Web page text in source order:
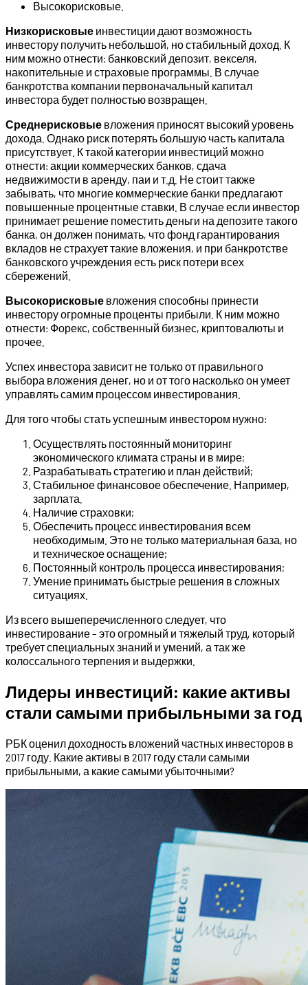
Высокорисковые.
Низкорисковые инвестиции дают возможность
инвестору получить небольшой, но стабильный доход. К
ним можно отнести: банковский депозит, векселя,
накопительные и страховые программы. В случае
банкротства компании первоначальный капитал
инвестора будет полностью возвращен.
Среднерисковые вложения приносят высокий уровень
дохода. Однако риск потерять большую часть капитала
присутствует. К такой категории инвестиций можно
отнести: акции коммерческих банков, сдача
недвижимости в аренду, паи и т.д. Не стоит также
забывать, что многие коммерческие банки предлагают
повышенные процентные ставки. В случае если инвестор
принимает решение поместить деньги на депозите такого
банка, он должен понимать, что фонд гарантирования
вкладов не страхует такие вложения, и при банкротстве
банковского учреждения есть риск потери всех
сбережений.
Высокорисковые вложения способны принести
инвестору огромные проценты прибыли. К ним можно
отнести: Форекс, собственный бизнес, криптовалюты и
прочее.
Успех инвестора зависит не только от правильного
выбора вложения денег, но и от того насколько он умеет
управлять самим процессом инвестирования.
Для того чтобы стать успешным инвестором нужно:
Осуществлять постоянный мониторинг
экономического климата страны и в мире;
Разрабатывать стратегию и план действий;
Стабильное финансовое обеспечение. Например,
зарплата.
Наличие страховки;
Обеспечить процесс инвестирования всем
необходимым. Это не только материальная база, но
и техническое оснащение;
Постоянный контроль процесса инвестирования;
Умение принимать быстрые решения в сложных
ситуациях.
Из всего вышеперечисленного следует, что
инвестирование – это огромный и тяжелый труд, который
требует специальных знаний и умений, а так же
колоссального терпения и выдержки.
Лидеры инвестиций: какие активы
стали самыми прибыльными за год
РБК оценил доходность вложений частных инвесторов в
2017 году. Какие активы в 2017 году стали самыми
прибыльными, а какие самыми убыточными?